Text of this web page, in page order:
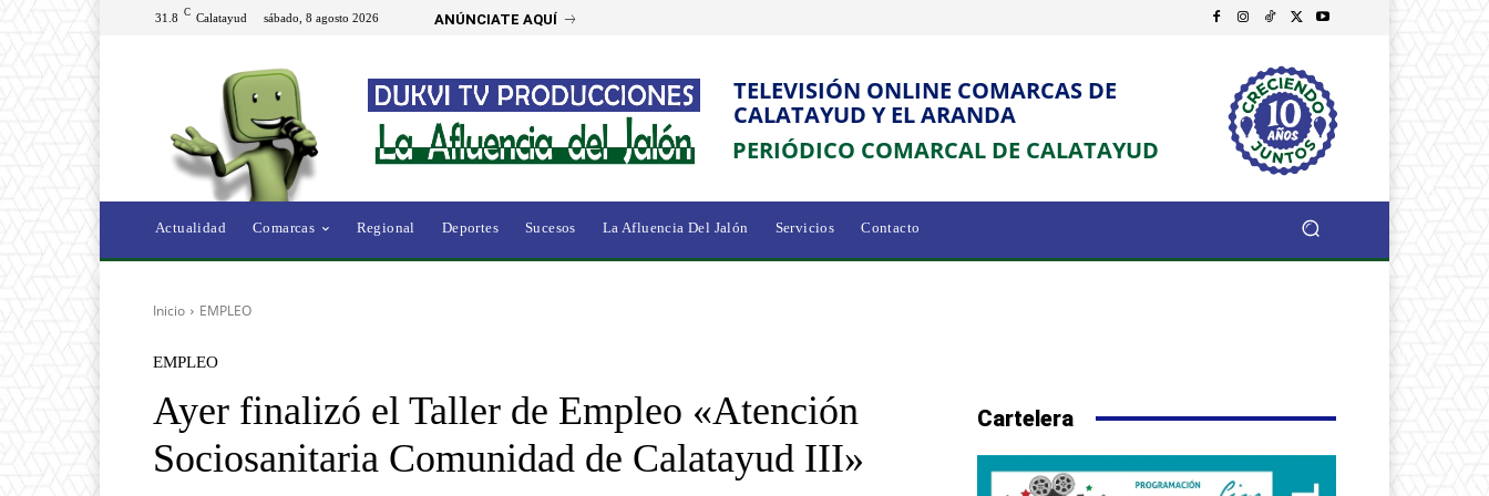
31.8 C Calatayud sábado, 8 agosto 2026 ANÚNCIATE AQUÍ
TELEVISIÓN ONLINE COMARCAS DE
CALATAYUD Y EL ARANDA
PERIÓDICO COMARCAL DE CALATAYUD
Actualidad Comarcas Regional Deportes Sucesos La Afluencia Del Jalón Servicios Contacto
Inicio EMPLEO
EMPLEO
Ayer finalizó el Taller de Empleo «Atención
Sociosanitaria Comunidad de Calatayud III»
Cartelera